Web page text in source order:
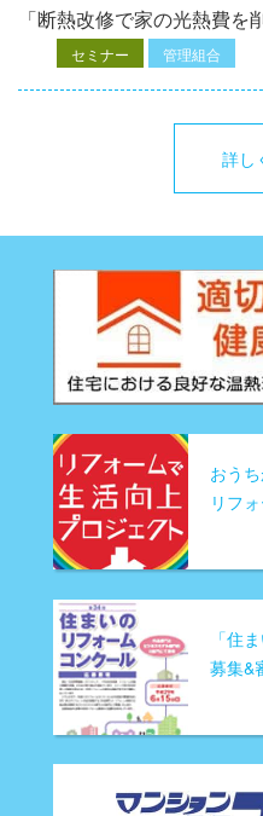
「断熱改修で家の光熱費
セミナー 管理組合
詳し
おう
リフ
「住
募集&